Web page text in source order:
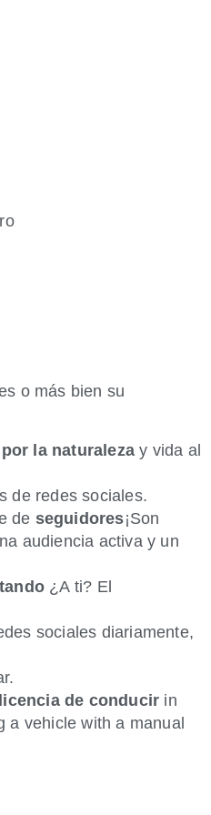
o más bien su
la naturaleza y vida al
de redes sociales.
de seguidores¡Son
audiencia activa y un
¿A ti? El
sociales diariamente,
licencia de conducir in
a vehicle with a manual